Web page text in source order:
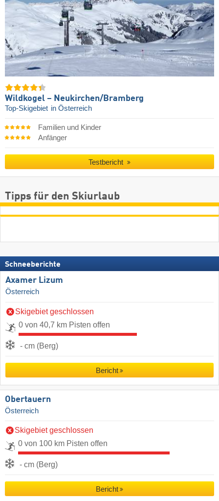
Wildkogel – Neukirchen/​Bramberg
Top-Skigebiet in Österreich
Familien und Kinder
Anfänger
Testbericht
Tipps für den Skiurlaub
Schneeberichte
Axamer Lizum
Österreich
Skigebiet geschlossen
0 von 40,7 km Pisten offen
- cm (Berg)
Bericht
Obertauern
Österreich
Skigebiet geschlossen
0 von 100 km Pisten offen
- cm (Berg)
Bericht